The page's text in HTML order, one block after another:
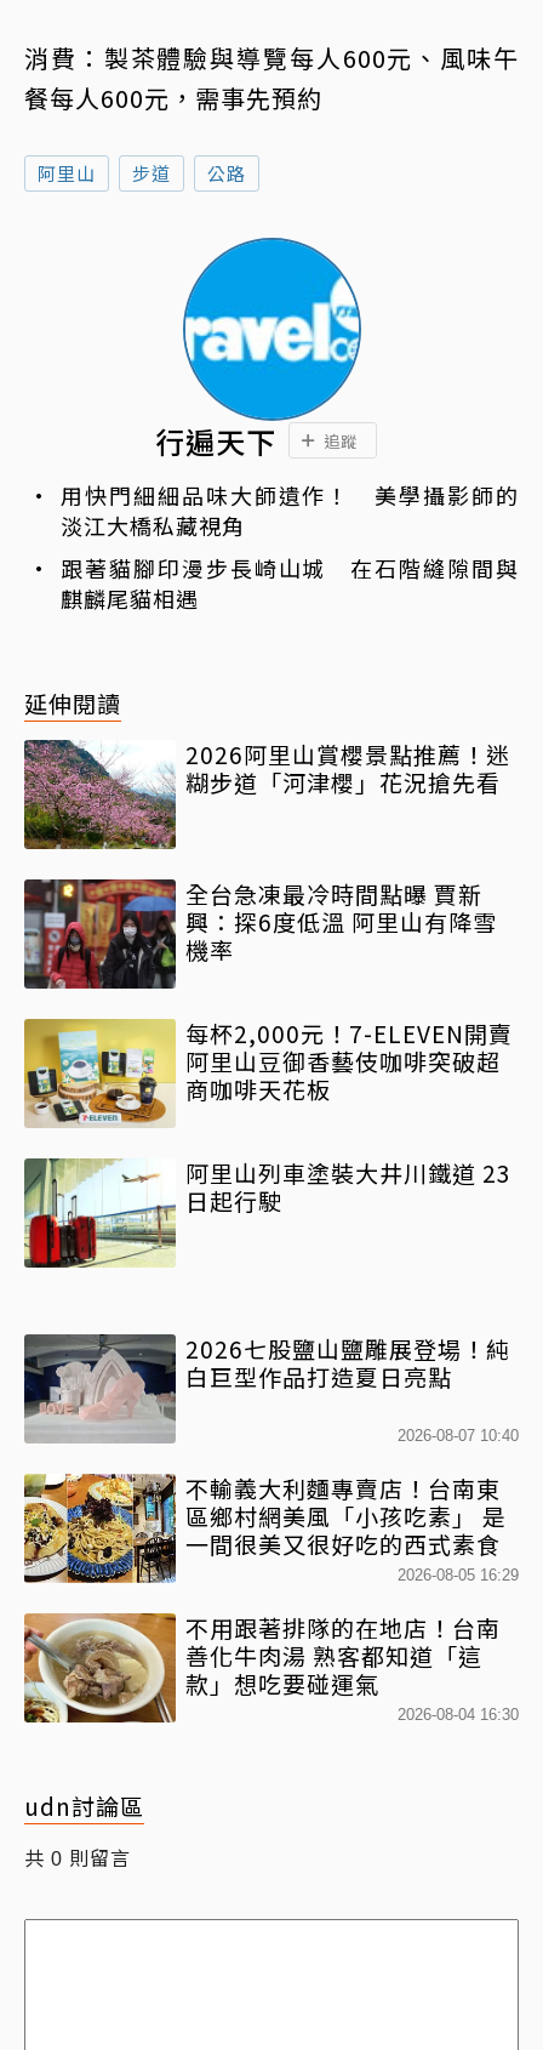
消費：製茶體驗與導覽每人600元、風味午
餐每人600元，需事先預約
阿里山 步道 公路
行遍天下 追蹤
用快門細細品味大師遺作！ 美學攝影師的
淡江大橋私藏視角
跟著貓腳印漫步長崎山城 在石階縫隙間與
麒麟尾貓相遇
延伸閱讀
2026阿里山賞櫻景點推薦！迷
糊步道「河津櫻」花況搶先看
全台急凍最冷時間點曝 賈新
興：探6度低溫 阿里山有降雪
機率
每杯2,000元！7-ELEVEN開賣
阿里山豆御香藝伎咖啡突破超
商咖啡天花板
阿里山列車塗裝大井川鐵道 23
日起行駛
2026七股鹽山鹽雕展登場！純
白巨型作品打造夏日亮點
2026-08-07 10:40
不輸義大利麵專賣店！台南東
區鄉村網美風「小孩吃素」 是
一間很美又很好吃的西式素食
2026-08-05 16:29
不用跟著排隊的在地店！台南
善化牛肉湯 熟客都知道「這
款」想吃要碰運氣
2026-08-04 16:30
udn討論區
共 0 則留言